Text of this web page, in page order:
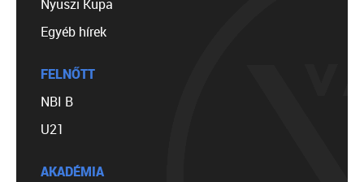
Nyuszi Kupa
Egyéb hírek
FELNŐTT
NBI B
U21
AKADÉMIA